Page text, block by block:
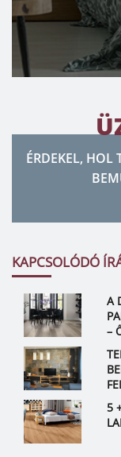
ÉRDEKEL,
KAPCSOLÓDÓ
A
–
5